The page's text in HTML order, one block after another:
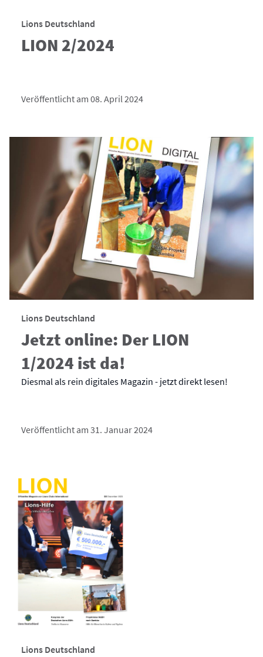
Lions Deutschland
LION 2/2024
Veröffentlicht am 08. April 2024
Lions Deutschland
Jetzt online: Der LION
1/2024 ist da!
Diesmal als rein digitales Magazin - jetzt direkt lesen!
Veröffentlicht am 31. Januar 2024
Lions Deutschland